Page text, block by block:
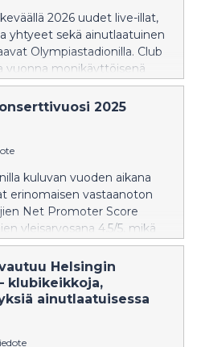
2026 uudet live-illat,
yhtyeet sekä ainutlaatuinen
Olympiastadionilla. Club
vuonna monikäyttöisenä
konserteille,
2025
kuluvan vuoden aikana
erinomaisen vastaanoton
Net Promoter Score
yleisarvosana 4,5/5, mikä
kävijätyytyväisyyttä.
Helsingin
klubikeikkoja,
ainutlaatuisessa